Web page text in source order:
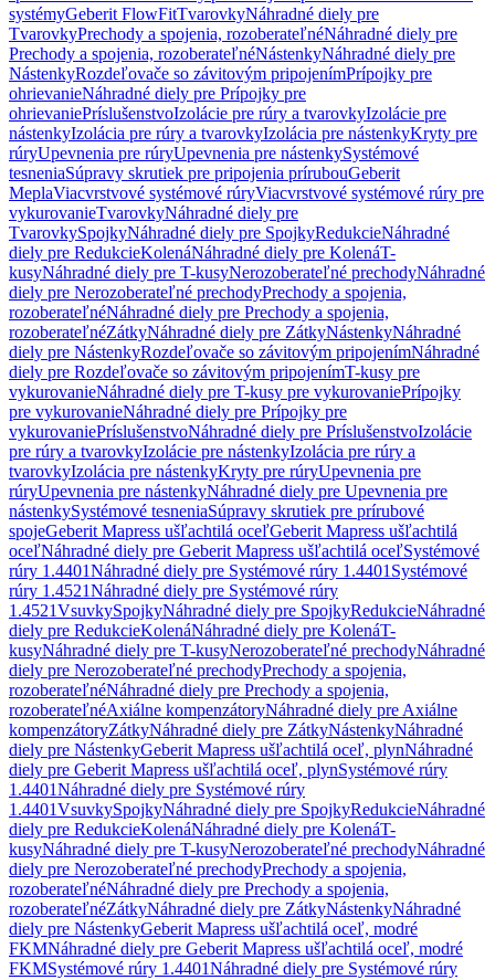
systémyGeberit FlowFitTvarovkyNáhradné diely pre
TvarovkyPrechody a spojenia, rozoberateľnéNáhradné diely pre
Prechody a spojenia, rozoberateľnéNástenkyNáhradné diely pre
NástenkyRozdeľovače so závitovým pripojenímPrípojky pre
ohrievanieNáhradné diely pre Prípojky pre
ohrievaniePríslušenstvoIzolácie pre rúry a tvarovkyIzolácie pre
nástenkyIzolácia pre rúry a tvarovkyIzolácia pre nástenkyKryty pre
rúryUpevnenia pre rúryUpevnenia pre nástenkySystémové
tesneniaSúpravy skrutiek pre pripojenia prírubouGeberit
MeplaViacvrstvové systémové rúryViacvrstvové systémové rúry pre
vykurovanieTvarovkyNáhradné diely pre
TvarovkySpojkyNáhradné diely pre SpojkyRedukcieNáhradné
diely pre RedukcieKolenáNáhradné diely pre KolenáT-
kusyNáhradné diely pre T-kusyNerozoberateľné prechodyNáhradné
diely pre Nerozoberateľné prechodyPrechody a spojenia,
rozoberateľnéNáhradné diely pre Prechody a spojenia,
rozoberateľnéZátkyNáhradné diely pre ZátkyNástenkyNáhradné
diely pre NástenkyRozdeľovače so závitovým pripojenímNáhradné
diely pre Rozdeľovače so závitovým pripojenímT-kusy pre
vykurovanieNáhradné diely pre T-kusy pre vykurovaniePrípojky
pre vykurovanieNáhradné diely pre Prípojky pre
vykurovaniePríslušenstvoNáhradné diely pre PríslušenstvoIzolácie
pre rúry a tvarovkyIzolácie pre nástenkyIzolácia pre rúry a
tvarovkyIzolácia pre nástenkyKryty pre rúryUpevnenia pre
rúryUpevnenia pre nástenkyNáhradné diely pre Upevnenia pre
nástenkySystémové tesneniaSúpravy skrutiek pre prírubové
spojeGeberit Mapress ušľachtilá oceľGeberit Mapress ušľachtilá
oceľNáhradné diely pre Geberit Mapress ušľachtilá oceľSystémové
rúry 1.4401Náhradné diely pre Systémové rúry 1.4401 Systémové
rúry 1.4521Náhradné diely pre Systémové rúry
1.4521VsuvkySpojkyNáhradné diely pre SpojkyRedukcieNáhradné
diely pre RedukcieKolenáNáhradné diely pre KolenáT-
kusyNáhradné diely pre T-kusyNerozoberateľné prechodyNáhradné
diely pre Nerozoberateľné prechodyPrechody a spojenia,
rozoberateľnéNáhradné diely pre Prechody a spojenia,
rozoberateľnéAxiálne kompenzátoryNáhradné diely pre Axiálne
kompenzátoryZátkyNáhradné diely pre ZátkyNástenkyNáhradné
diely pre NástenkyGeberit Mapress ušľachtilá oceľ, plynNáhradné
diely pre Geberit Mapress ušľachtilá oceľ, plynSystémové rúry
1.4401Náhradné diely pre Systémové rúry
1.4401VsuvkySpojkyNáhradné diely pre SpojkyRedukcieNáhradné
diely pre RedukcieKolenáNáhradné diely pre KolenáT-
kusyNáhradné diely pre T-kusyNerozoberateľné prechodyNáhradné
diely pre Nerozoberateľné prechodyPrechody a spojenia,
rozoberateľnéNáhradné diely pre Prechody a spojenia,
rozoberateľnéZátkyNáhradné diely pre ZátkyNástenkyNáhradné
diely pre NástenkyGeberit Mapress ušľachtilá oceľ, modré
FKMNáhradné diely pre Geberit Mapress ušľachtilá oceľ, modré
FKMSystémové rúry 1.4401Náhradné diely pre Systémové rúry